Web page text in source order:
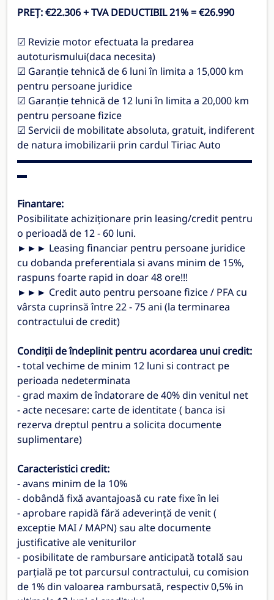
PREȚ: €22.306 + TVA DEDUCTIBIL 21% = €26.990
☑ Revizie motor efectuata la predarea
autoturismului(daca necesita)
☑ Garanție tehnică de 6 luni în limita a 15,000 km
pentru persoane juridice
☑ Garanție tehnică de 12 luni în limita a 20,000 km
pentru persoane fizice
☑ Servicii de mobilitate absoluta, gratuit, indiferent
de natura imobilizarii prin cardul Tiriac Auto
▬▬▬▬▬▬▬▬▬▬▬▬▬▬▬▬▬▬▬▬▬▬▬▬
▬
Finantare:
Posibilitate achiziționare prin leasing/credit pentru
o perioadă de 12 - 60 luni.
►►► Leasing financiar pentru persoane juridice
cu dobanda preferentiala si avans minim de 15%,
raspuns foarte rapid in doar 48 ore!!!
►►► Credit auto pentru persoane fizice / PFA cu
vârsta cuprinsă între 22 - 75 ani (la terminarea
contractului de credit)
Condiții de îndeplinit pentru acordarea unui credit:
- total vechime de minim 12 luni si contract pe
perioada nedeterminata
- grad maxim de îndatorare de 40% din venitul net
- acte necesare: carte de identitate ( banca isi
rezerva dreptul pentru a solicita documente
suplimentare)
Caracteristici credit:
- avans minim de la 10%
- dobândă fixă avantajoasă cu rate fixe în lei
- aprobare rapidă fără adeverință de venit (
exceptie MAI / MAPN) sau alte documente
justificative ale veniturilor
- posibilitate de rambursare anticipată totală sau
parțială pe tot parcursul contractului, cu comision
de 1% din valoarea rambursată, respectiv 0,5% in